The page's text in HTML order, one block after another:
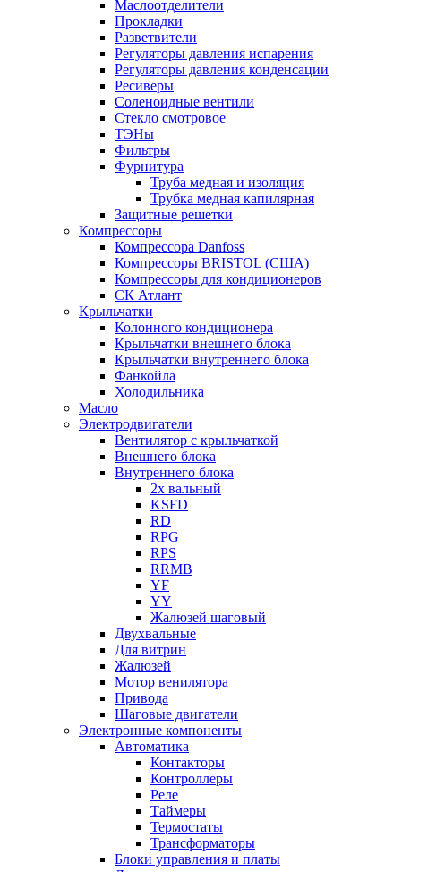
Маслоотделители
Прокладки
Разветвители
Регуляторы давления испарения
Регуляторы давления конденсации
Ресиверы
Соленоидные вентили
Стекло смотровое
ТЭНы
Фильтры
Фурнитура
Труба медная и изоляция
Трубка медная капилярная
Защитные решетки
Компрессоры
Компрессора Danfoss
Компрессоры BRISTOL (США)
Компрессоры для кондиционеров
СК Атлант
Крыльчатки
Колонного кондиционера
Крыльчатки внешнего блока
Крыльчатки внутреннего блока
Фанкойла
Холодильника
Масло
Электродвигатели
Вентилятор с крыльчаткой
Внешнего блока
Внутреннего блока
2х вальный
KSFD
RD
RPG
RPS
RRMB
YF
YY
Жалюзей шаговый
Двухвальные
Для витрин
Жалюзей
Мотор венилятора
Привода
Шаговые двигатели
Электронные компоненты
Автоматика
Контакторы
Контроллеры
Реле
Таймеры
Термостаты
Трансформаторы
Блоки управления и платы